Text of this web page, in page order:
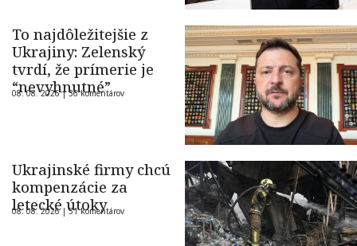
To najdôležitejšie z
Ukrajiny: Zelenský
tvrdí, že prímerie je
“nevyhnutné”
08. 08. 2026 |36 komentárov
Ukrajinské firmy chcú
kompenzácie za
letecké útoky
08. 08. 2026 |51 komentárov